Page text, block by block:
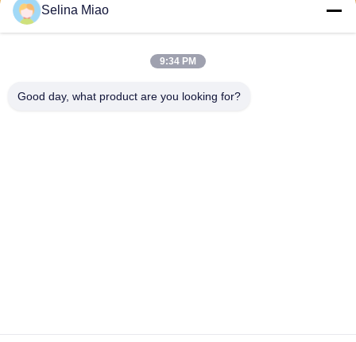
Selina Miao
9:34 PM
Good day, what product are you looking for?